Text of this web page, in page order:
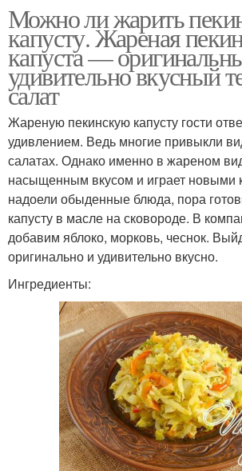
Можно ли жарить
капусту. Жареная
капуста —
удивительно вкусный
салат
Жареную пекинскую капусту гости
удивлением. Ведь многие привыкли
салатах. Однако именно в жареном
насыщенным вкусом и играет новыми
надоели обыденные блюда, пора
капусту в масле на сковороде. В
добавим яблоко, морковь, чеснок.
оригинально и удивительно вкусно.
Ингредиенты: